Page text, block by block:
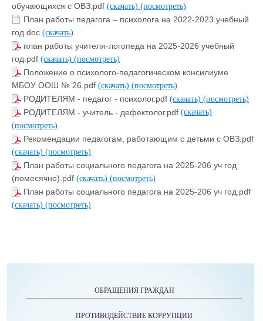
обучающихся с ОВЗ.pdf (скачать) (посмотреть)
План работы педагога – психолога на 2022-2023 учебный
год.doc (скачать)
план работы учителя-логопеда на 2025-2026 учебный
год.pdf (скачать) (посмотреть)
Положение о психолого-педагогическом консилиуме
МБОУ ООШ № 26.pdf (скачать) (посмотреть)
РОДИТЕЛЯМ - педагог - психолог.pdf (скачать) (посмотреть)
РОДИТЕЛЯМ - учитель - дефектолог.pdf (скачать)
(посмотреть)
Рекомендации педагогам, работающим с детьми с ОВЗ.pdf
(скачать) (посмотреть)
План работы социального педагога на 2025-206 уч год
(помесячно).pdf (скачать) (посмотреть)
План работы социального педагога на 2025-206 уч год.pdf
(скачать) (посмотреть)
ОБРАЩЕНИЯ ГРАЖДАН
ПРОТИВОДЕЙСТВИЕ КОРРУПЦИИ